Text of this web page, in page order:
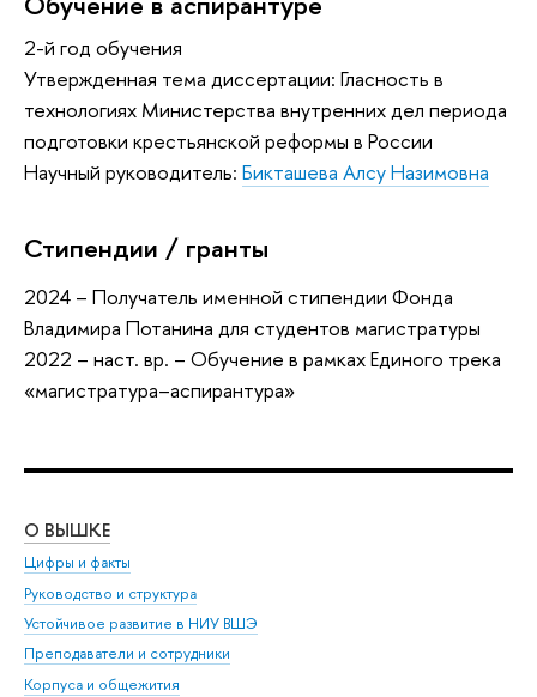
2-й год обучения
Утвержденная тема диссертации: Гласность в
технологиях Министерства внутренних дел периода
подготовки крестьянской реформы в России
Научный руководитель: Бикташева Алсу Назимовна
Стипендии / гранты
2024 – Получатель именной стипендии Фонда
Владимира Потанина для студентов магистратуры
2022 – наст. вр. – Обучение в рамках Единого трека
«магистратура–аспирантура»
О ВЫШКЕ
Цифры и факты
Руководство и структура
Устойчивое развитие в НИУ ВШЭ
Преподаватели и сотрудники
Корпуса и общежития